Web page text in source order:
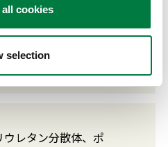
cookies
selection
レタン分散体、ポ